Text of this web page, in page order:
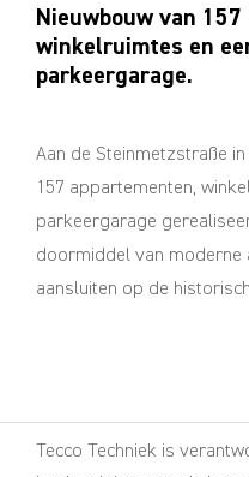
Nieuwbouw van
winkelruimtes en
parkeergarage.
Aan de Steinmetzstraße
157 appartementen,
parkeergarage
doormiddel van moderne
aansluiten op de
Tecco Techniek is